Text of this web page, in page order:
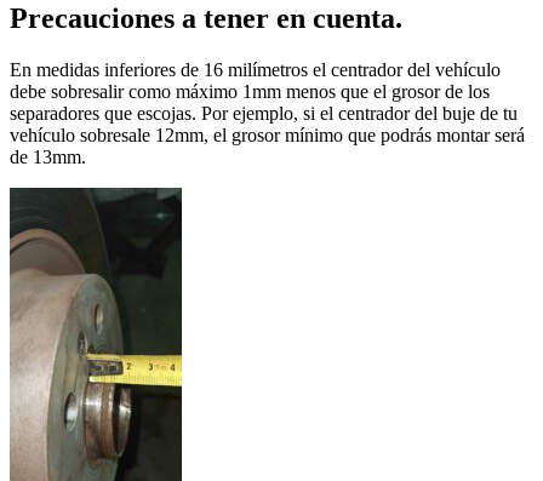
Precauciones a tener en cuenta.
En medidas inferiores de 16 milímetros el centrador del vehículo
debe sobresalir como máximo 1mm menos que el grosor de los
separadores que escojas. Por ejemplo, si el centrador del buje de tu
vehículo sobresale 12mm, el grosor mínimo que podrás montar será
de 13mm.